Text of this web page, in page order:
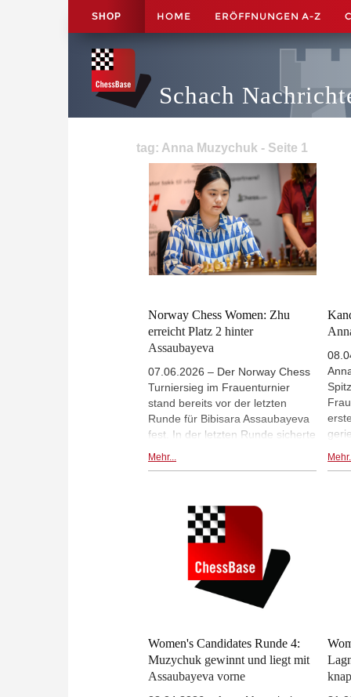
SHOP HOME ERÖFFNUNGEN A-Z
Schach
tag: Anna Muzychuk - Seite 1
Norway Chess Women: Zhu
erreicht Platz 2 hinter
Assaubayeva
07.06.2026 – Der Norway Chess
Turniersieg im Frauenturnier
stand bereits vor der letzten
Runde für Bibisara Assaubayeva
fest. In der letzten Runde sicherte
durch ihren Sieg gegen Koneru
den dritten Platz und die
amtierende Weltmeisterin Ju
Wenjun gewann gegen die
Erstplatzierte, Bibisara
Assaubayeva. | Foto: Norway
Chess / Michal Walusza
Mehr...
mit
Women's Candidates Runde 4:
Muzychuk gewinnt und liegt mit
Assaubayeva vorne